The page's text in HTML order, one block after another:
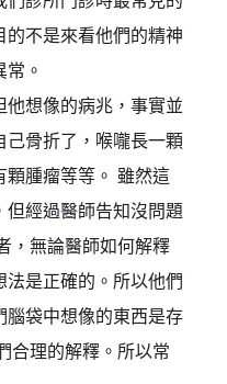
的不是來看他們的精神
。
他想像的病兆，事實並
己骨折了，喉嚨長一顆
顆腫瘤等等。 雖然這
但經過醫師告知沒問題
，無論醫師如何解釋
是正確的。所以他們
腦袋中想像的東西是存
合理的解釋。所以常